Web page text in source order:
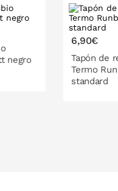
negro
CESTA
6,90€
Tapón de
Termo
standard